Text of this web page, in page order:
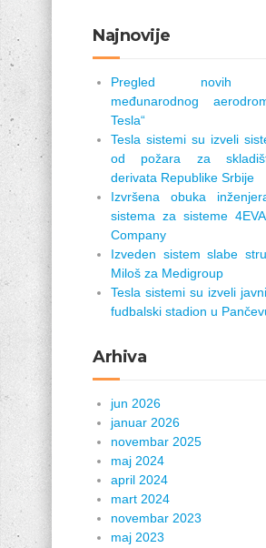
Najnovije
Pregled novih
međunarodnog
Tesla“
Tesla sistemi su izveli
od požara za
derivata Republike Srbije
Izvršena obuka
sistema za sisteme
Company
Izveden sistem slabe
Miloš za Medigroup
Tesla sistemi su izveli
fudbalski stadion u
Arhiva
jun 2026
januar 2026
novembar 2025
maj 2024
april 2024
mart 2024
novembar 2023
maj 2023